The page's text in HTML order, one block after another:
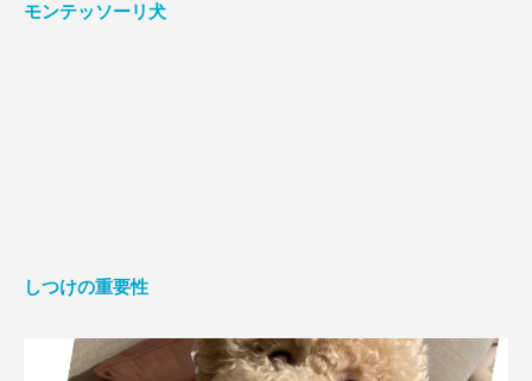
モンテッソーリ犬
しつけの重要性